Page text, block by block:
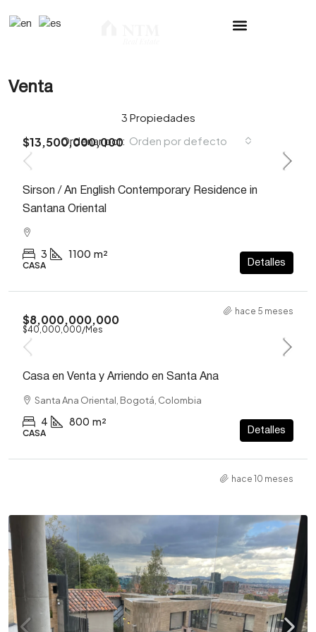
Venta
3 Propiedades
Ordenar por: Orden por defecto
$13,500,000,000
Sirson / An English Contemporary Residence in
Santana Oriental
3 1100 m²
CASA Detalles
hace 5 meses
$8,000,000,000
$40,000,000/Mes
Casa en Venta y Arriendo en Santa Ana
Santa Ana Oriental, Bogotá, Colombia
4 800 m²
CASA Detalles
hace 10 meses